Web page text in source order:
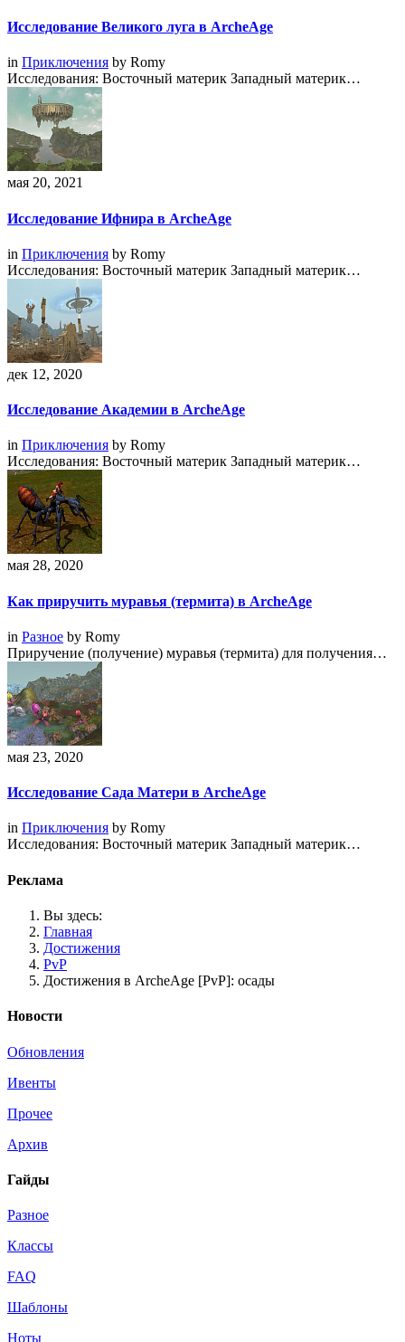
Исследование Великого луга в ArcheAge
in Приключения by Romy
Исследования: Восточный материк Западный материк…
мая 20, 2021
Исследование Ифнира в ArcheAge
in Приключения by Romy
Исследования: Восточный материк Западный материк…
дек 12, 2020
Исследование Академии в ArcheAge
in Приключения by Romy
Исследования: Восточный материк Западный материк…
мая 28, 2020
Как приручить муравья (термита) в ArcheAge
in Разное by Romy
Приручение (получение) муравья (термита) для получения…
мая 23, 2020
Исследование Сада Матери в ArcheAge
in Приключения by Romy
Исследования: Восточный материк Западный материк…
Реклама
Вы здесь:
Главная
Достижения
PvP
Достижения в ArcheAge [PvP]: осады
Новости
Обновления
Ивенты
Прочее
Архив
Гайды
Разное
Классы
FAQ
Шаблоны
Ноты